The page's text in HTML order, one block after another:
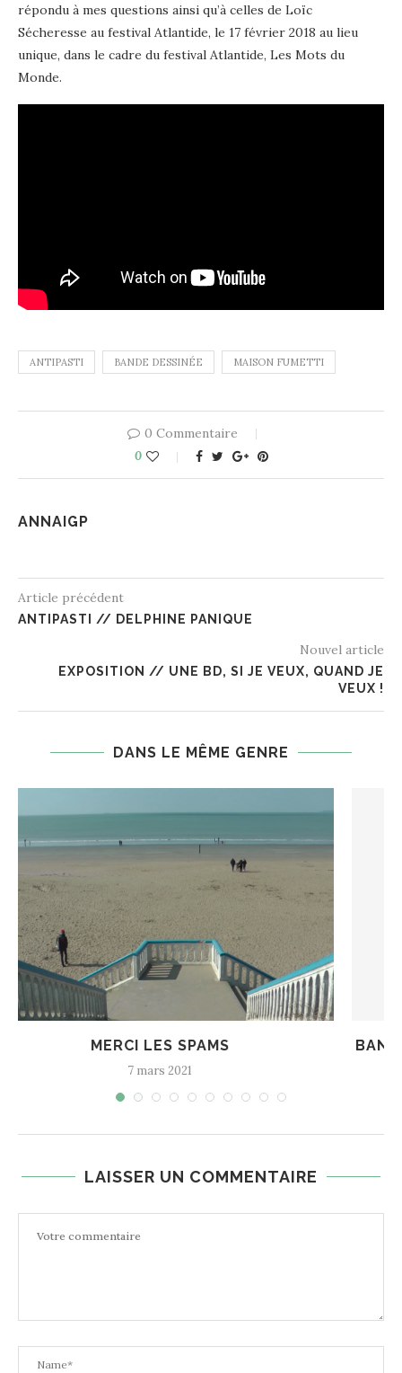
répondu à mes questions ainsi qu’à celles de Loïc
Sécheresse au festival Atlantide, le 17 février 2018 au lieu
unique, dans le cadre du festival Atlantide, Les Mots du
Monde.
ANTIPASTI BANDE DESSINÉE MAISON FUMETTI
0 Commentaire
0
ANNAIGP
Article précédent
ANTIPASTI // DELPHINE PANIQUE
Nouvel article
EXPOSITION // UNE BD, SI JE VEUX, QUAND JE
VEUX !
DANS LE MÊME GENRE
BANDE DESSINÉE « LOBBYING » AVEC LOÏC
SÉCHERESSE
6 mai 2020